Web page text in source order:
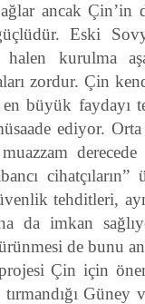
ancak Çin’in
Eski
kurulma
zordur. Çin
büyük faydayı
ediyor.
tehditleri,
da imkan
de bunu
Çin için